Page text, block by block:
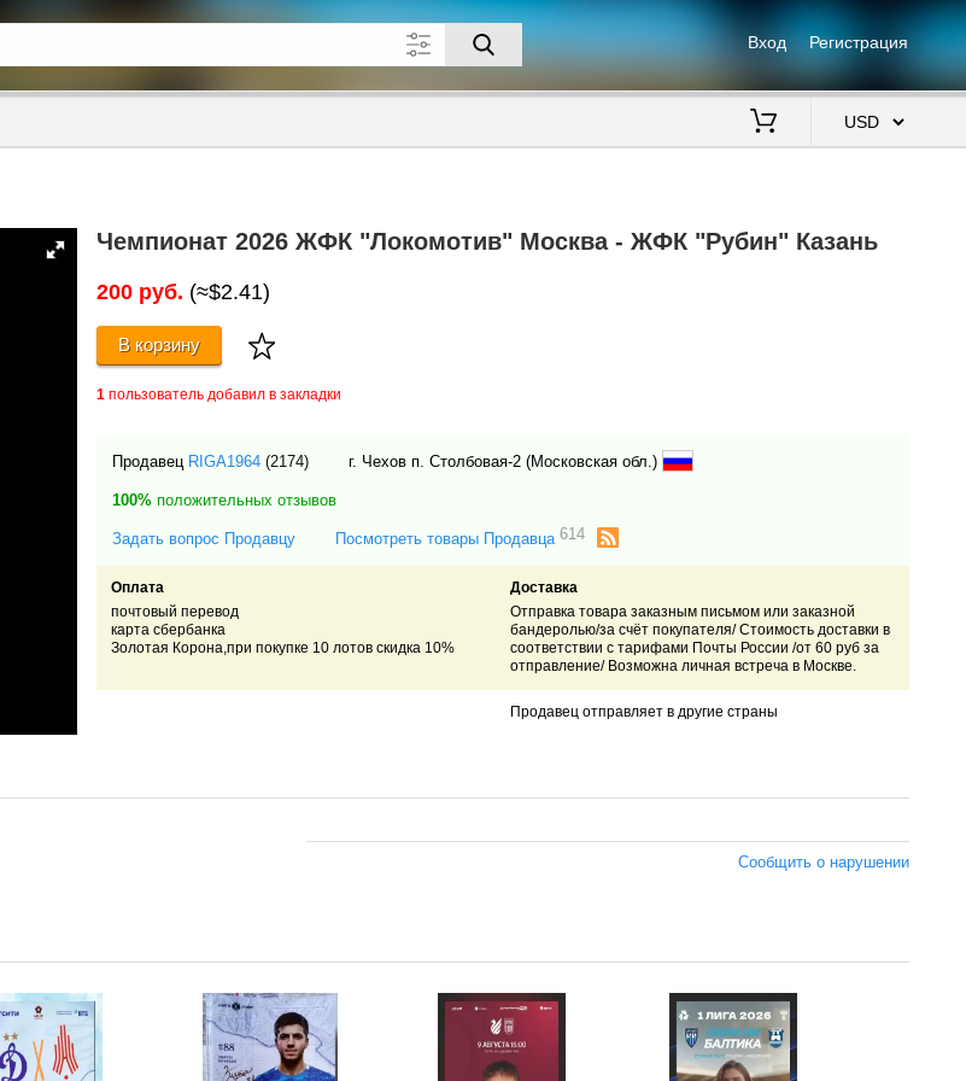
Вход Регистрация
Чемпионат 2026 ЖФК "Локомотив" Москва - ЖФК "Рубин" Казань
200 руб. (≈$2.41)
В корзину
1 пользователь добавил в закладки
Продавец RIGA1964 (2174) г. Чехов п. Столбовая-2 (Московская обл.)
100% положительных отзывов
Задать вопрос Продавцу Посмотреть товары Продавца 614
Оплата
почтовый перевод
карта сбербанка
Золотая Корона,при покупке 10 лотов скидка 10%
Доставка
Отправка товара заказным письмом или заказной
бандеролью/за счёт покупателя/ Стоимость доставки в
соответствии с тарифами Почты России /от 60 руб за
отправление/ Возможна личная встреча в Москве.
Продавец отправляет в другие страны
Сообщить о нарушении